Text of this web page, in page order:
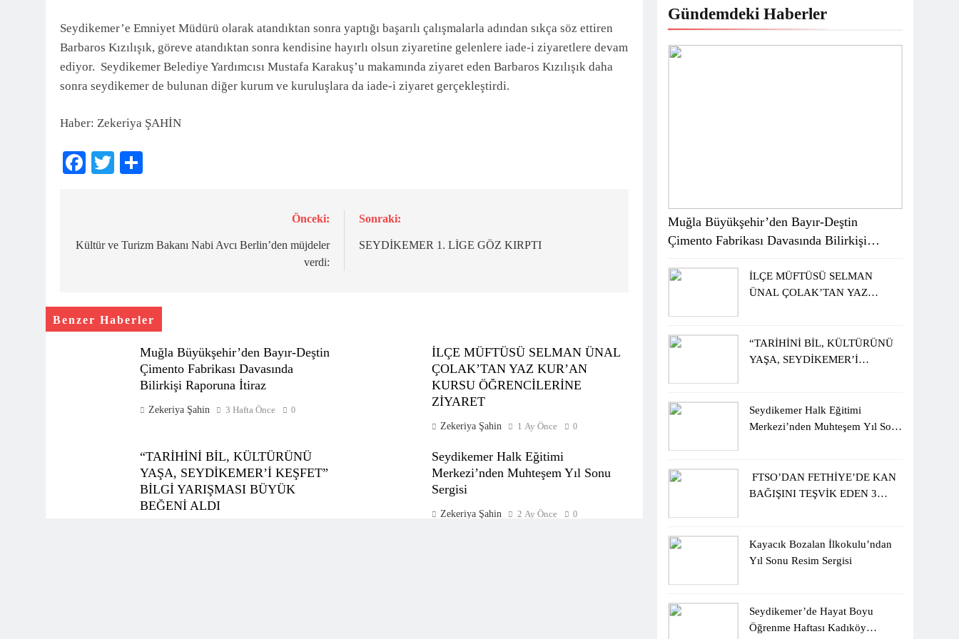
Seydikemer’e Emniyet Müdürü olarak atandıktan sonra yaptığı başarılı çalışmalarla adından sıkça söz ettiren
Barbaros Kızılışık, göreve atandıktan sonra kendisine hayırlı olsun ziyaretine gelenlere iade-i ziyaretlere devam
ediyor. Seydikemer Belediye Yardımcısı Mustafa Karakuş’u makamında ziyaret eden Barbaros Kızılışık daha
sonra seydikemer de bulunan diğer kurum ve kuruluşlara da iade-i ziyaret gerçekleştirdi.
Haber: Zekeriya ŞAHİN
Facebook
Twitter
gezinmesi
Önceki:
Kültür ve Turizm Bakanı Nabi Avcı Berlin’den müjdeler
verdi:
Sonraki:
SEYDİKEMER 1. LİGE GÖZ KIRPTI
Benzer Haberler
Muğla Büyükşehir’den Bayır-Deştin
Çimento Fabrikası Davasında
Bilirkişi Raporuna İtiraz
Zekeriya Şahin 3 Hafta Önce 0
İLÇE MÜFTÜSÜ SELMAN ÜNAL
ÇOLAK’TAN YAZ KUR’AN
KURSU ÖĞRENCİLERİNE
ZİYARET
Zekeriya Şahin 1 Ay Önce 0
“TARİHİNİ BİL, KÜLTÜRÜNÜ
YAŞA, SEYDİKEMER’İ KEŞFET”
BİLGİ YARIŞMASI BÜYÜK
BEĞENİ ALDI
Seydikemer Halk Eğitimi
Merkezi’nden Muhteşem Yıl Sonu
Sergisi
Zekeriya Şahin 2 Ay Önce 0
Gündemdeki Haberler
Muğla Büyükşehir’den Bayır-Deştin
Çimento Fabrikası Davasında Bilirkişi
İLÇE MÜFTÜSÜ SELMAN
ÜNAL ÇOLAK’TAN YAZ
“TARİHİNİ BİL, KÜLTÜRÜNÜ
YAŞA, SEYDİKEMER’İ
Seydikemer Halk Eğitimi
Merkezi’nden Muhteşem Yıl Sonu
FTSO’DAN FETHİYE’DE KAN
BAĞIŞINI TEŞVİK EDEN 3
Kayacık Bozalan İlkokulu’ndan
Yıl Sonu Resim Sergisi
Seydikemer’de Hayat Boyu
Öğrenme Haftası Kadıköy